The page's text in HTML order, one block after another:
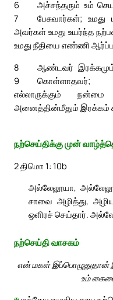
6
அச்சந்தரும் உம்
பேசுவார்கள்;
7
அவர்கள் உமது உயர்ந்த
உமது நீதியை எண்ணி
8
ஆண்டவர் இரக்கமும்
கொள்ளாதவர்;
9
எல்லாருக்கும்
அனைத்தின்மீதும் இரக்கம்
நற்செய்திக்கு முன்
2 திமொ 1: 10b
அல்லேலூயா,
சாவை அழித்து,
ஒளிரச் செய்தார்.
நற்செய்தி வாசகம்
என் மகள் இப்பொழுதுதான்
உம்